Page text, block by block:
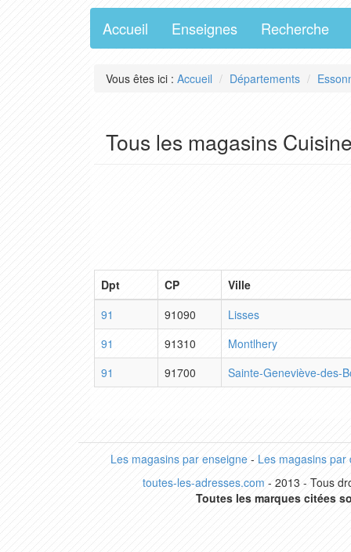
Accueil Enseignes Recherche
Vous êtes ici : Accueil Départements
Tous les magasins
Dpt CP
Ville
91
91090
Lisses
91
91310
Montlhery
91
91700 Sainte-Geneviève-des-
Les magasins par enseigne- Les magasins par
toutes-les-adresses.com - 2013 - Tous
Toutes les marques citées